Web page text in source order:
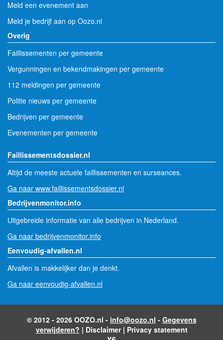
Meld een evenement aan
Meld je bedrijf aan op Oozo.nl
Overig
Faillissementen per gemeente
Vergunningen en bekendmakingen per gemeente
112 meldingen per gemeente
Politie nieuws per gemeente
Bedrijven per gemeente
Evenementen per gemeente
Faillissementsdossier.nl
Altijd de meeste actuele faillissementen en surseances.
Ga naar www.faillissementsdossier.nl
Bedrijvenmonitor.info
Uitgebreide informatie van alle bedrijven in Nederland.
Ga naar bedrijvenmonitor.info
Eenvoudig-afvallen.nl
Afvallen is makkelijker dan je denkt.
Ga naar eenvoudig-afvallen.nl
© 2012 - 2026 OOZO.nl - info@oozo.nl - Gegevens
verwijderen? | Disclaimer| Privacy statement